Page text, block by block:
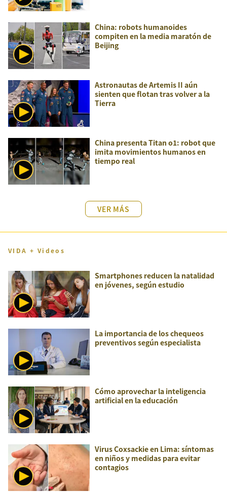
China: robots humanoides
compiten en la media maratón de
Beijing
Astronautas de Artemis II aún
sienten que flotan tras volver a la
Tierra
China presenta Titan o1: robot que
imita movimientos humanos en
tiempo real
VER MÁS
VIDA + Videos
Smartphones reducen la natalidad
en jóvenes, según estudio
La importancia de los chequeos
preventivos según especialista
Cómo aprovechar la inteligencia
artificial en la educación
Virus Coxsackie en Lima: síntomas
en niños y medidas para evitar
contagios